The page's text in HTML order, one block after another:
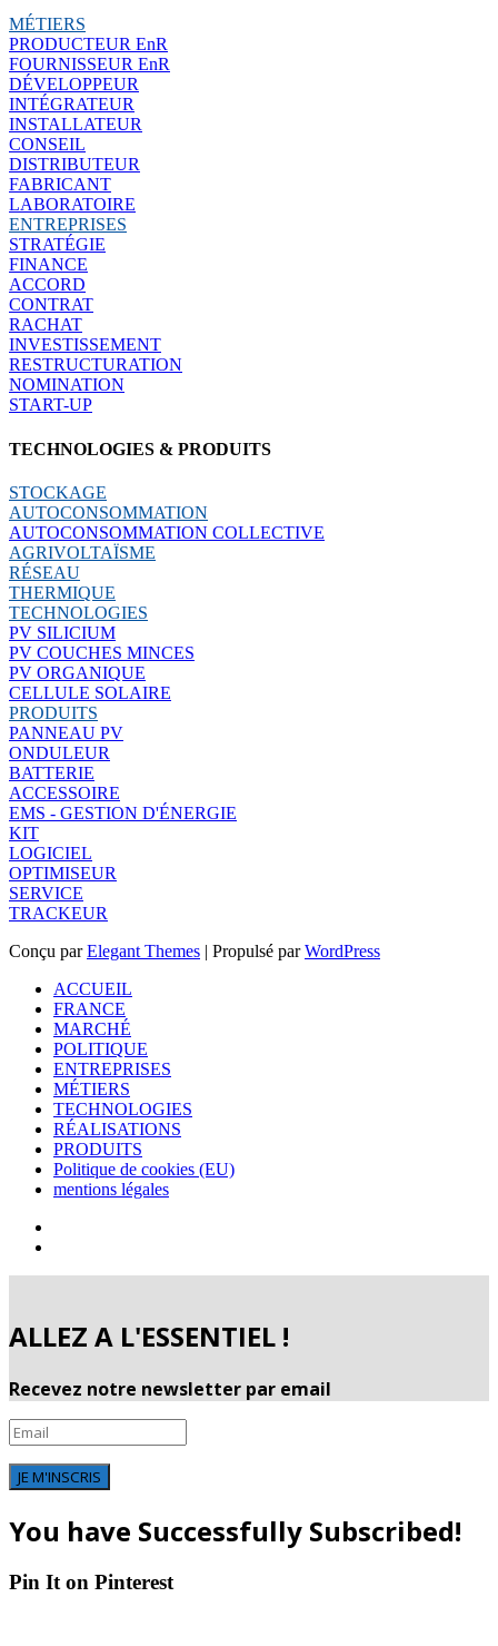
MÉTIERS
PRODUCTEUR EnR
FOURNISSEUR EnR
DÉVELOPPEUR
INTÉGRATEUR
INSTALLATEUR
CONSEIL
DISTRIBUTEUR
FABRICANT
LABORATOIRE
ENTREPRISES
STRATÉGIE
FINANCE
ACCORD
CONTRAT
RACHAT
INVESTISSEMENT
RESTRUCTURATION
NOMINATION
START-UP
TECHNOLOGIES & PRODUITS
STOCKAGE
AUTOCONSOMMATION
AUTOCONSOMMATION COLLECTIVE
AGRIVOLTAÏSME
RÉSEAU
THERMIQUE
TECHNOLOGIES
PV SILICIUM
PV COUCHES MINCES
PV ORGANIQUE
CELLULE SOLAIRE
PRODUITS
PANNEAU PV
ONDULEUR
BATTERIE
ACCESSOIRE
EMS - GESTION D'ÉNERGIE
KIT
LOGICIEL
OPTIMISEUR
SERVICE
TRACKEUR
Conçu parElegant Themes | Propulsé parWordPress
ACCUEIL
FRANCE
MARCHÉ
POLITIQUE
ENTREPRISES
MÉTIERS
TECHNOLOGIES
RÉALISATIONS
PRODUITS
Politique de cookies (EU)
mentions légales
ALLEZ A L'ESSENTIEL !
Recevez notre newsletter par email
JE M'INSCRIS
You have Successfully Subscribed!
Pin It on Pinterest